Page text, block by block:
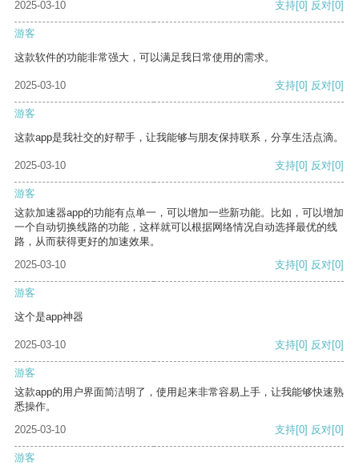
2025-03-10
支持[0] 反对[0]
游客
这款软件的功能非常强大，可以满足我日常使用的需求。
2025-03-10 支持[0] 反对[0]
游客
这款app是我社交的好帮手，让我能够与朋友保持联系，分享生活点滴。
2025-03-10 支持[0] 反对[0]
游客
这款加速器app的功能有点单一，可以增加一些新功能。比如，可以增加
一个自动切换线路的功能，这样就可以根据网络情况自动选择最优的线
路，从而获得更好的加速效果。
2025-03-10
支持[0] 反对[0]
游客
这个是app神器
2025-03-10 支持[0] 反对[0]
游客
这款app的用户界面简洁明了，使用起来非常容易上手，让我能够快速熟
悉操作。
2025-03-10
支持[0] 反对[0]
游客